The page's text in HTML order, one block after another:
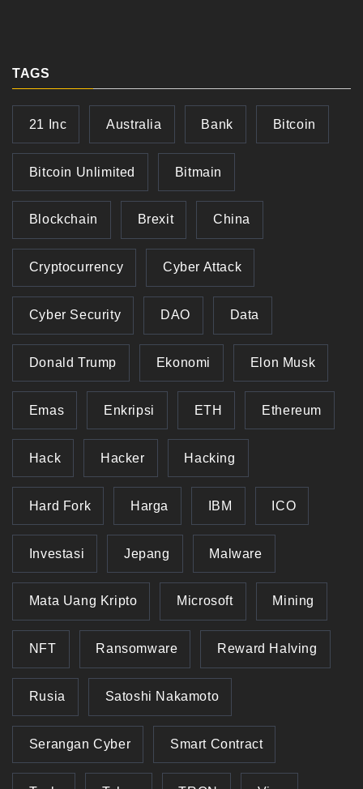
TAGS
21 Inc Australia Bank Bitcoin
Bitcoin Unlimited Bitmain
Blockchain Brexit China
Cryptocurrency Cyber Attack
Cyber Security DAO Data
Donald Trump Ekonomi Elon Musk
Emas Enkripsi ETH Ethereum
Hack Hacker Hacking
Hard Fork Harga IBM ICO
Investasi Jepang Malware
Mata Uang Kripto Microsoft Mining
NFT Ransomware Reward Halving
Rusia Satoshi Nakamoto
Serangan Cyber Smart Contract